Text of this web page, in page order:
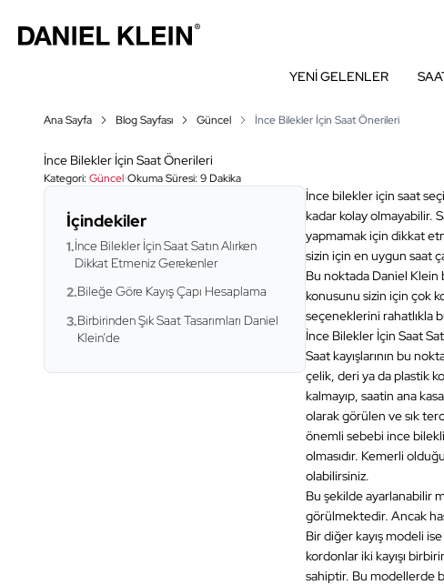
YENİ GELENLER
Ana Sayfa Blog Sayfası Güncel İnce Bilekler İçin Saat Önerileri
İnce Bilekler İçin Saat Önerileri
Kategori: Güncel•Okuma Süresi: 9 Dakika
İçindekiler
1.İnce Bilekler İçin Saat Satın Alırken
Dikkat Etmeniz Gerekenler
2.Bileğe Göre Kayış Çapı Hesaplama
3.Birbirinden Şık Saat Tasarımları Daniel
Klein’de
İnce bilekler için saat
kadar kolay olmayabilir.
yapmamak için dikkat
sizin için en uygun saat
Bu noktada Daniel Klein
konusunu sizin için çok
seçeneklerini rahatlıkla
İnce Bilekler İçin Saat
Saat kayışlarının bu
çelik, deri ya da plastik
kalmayıp, saatin ana
olarak görülen ve sık
önemli sebebi ince
olmasıdır. Kemerli
olabilirsiniz.
Bu şekilde ayarlanabilir
görülmektedir. Ancak
Bir diğer kayış modeli
kordonlar iki kayışı
sahiptir. Bu modellerde